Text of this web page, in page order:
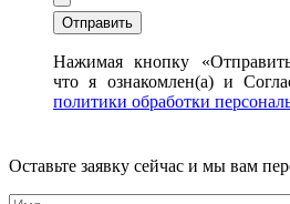
Нажимая кнопку
что я ознакомлен(а) и
политики обработки
Оставьте заявку сейчас и мы вам